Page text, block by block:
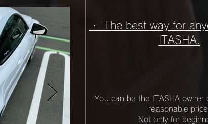
・ The best way for
ITASHA.
You can be the ITASHA owner
reasonable
Not only for